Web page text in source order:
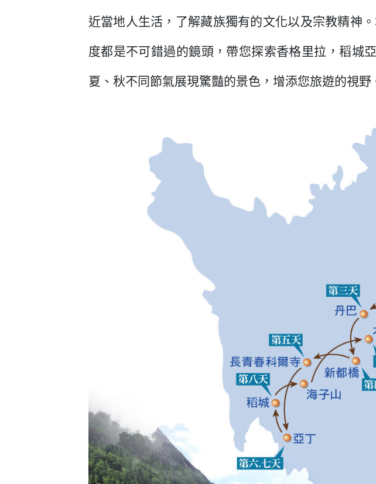
近當地人生活，了解藏族獨有的文化以及宗教精神
度都是不可錯過的鏡頭，帶您探索香格里拉，稻城
夏、秋不同節氣展現驚豔的景色，增添您旅遊的視野